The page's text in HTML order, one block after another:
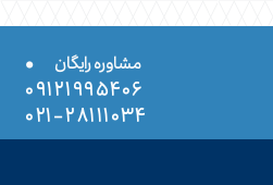
مشاوره رایگان
•
۰۹۱۲۱۹۹۵۴۰۶
۲۸۱۱۱۰۳۴-۰۲۱